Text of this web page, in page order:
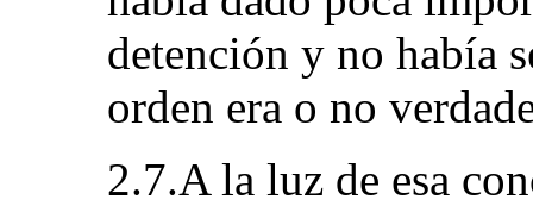
detención y no había
orden era o no
2.7.A la luz de esa